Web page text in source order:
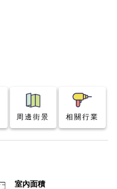
周邊街景 相關行業
室內面積